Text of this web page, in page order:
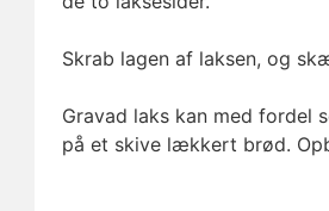
Skrab lagen af laksen, og
Gravad laks kan med fordel
på et skive lækkert brød.